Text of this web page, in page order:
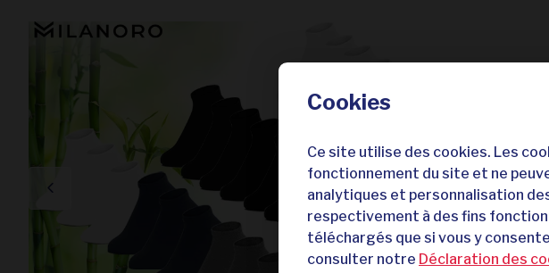
Cookies
Ce site utilise des cookies. Les
fonctionnement du site et ne
analytiques et personnalisation
respectivement à des fins
téléchargés que si vous y
consulter notre Déclaration des